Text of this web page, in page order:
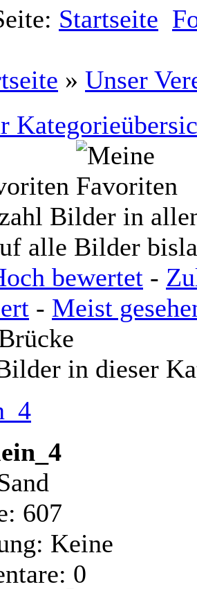
Startseite
» Unser
Bilder in
alle Bilder
bewertet -
- Meist
in dieser
607
Keine
0